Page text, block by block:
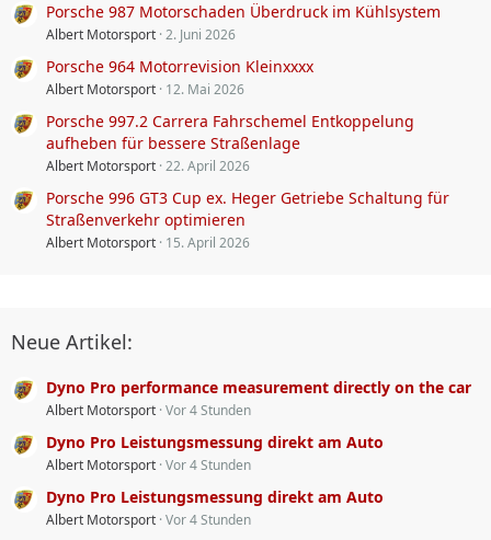
Porsche 987 Motorschaden Überdruck im Kühlsystem
Albert Motorsport 2. Juni 2026
Porsche 964 Motorrevision Kleinxxxx
Albert Motorsport 12. Mai 2026
Porsche 997.2 Carrera Fahrschemel Entkoppelung
aufheben für bessere Straßenlage
Albert Motorsport 22. April 2026
Porsche 996 GT3 Cup ex. Heger Getriebe Schaltung für
Straßenverkehr optimieren
Albert Motorsport 15. April 2026
Neue Artikel:
Dyno Pro performance measurement directly on the car
Albert Motorsport Vor 4 Stunden
Dyno Pro Leistungsmessung direkt am Auto
Albert Motorsport Vor 4 Stunden
Dyno Pro Leistungsmessung direkt am Auto
Albert Motorsport Vor 4 Stunden